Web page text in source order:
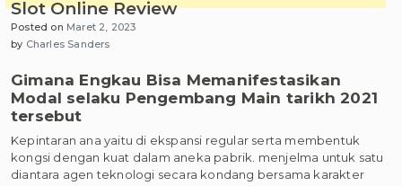
Slot Online Review
Posted on Maret 2, 2023
by Charles Sanders
Gimana Engkau Bisa Memanifestasikan
Modal selaku Pengembang Main tarikh 2021
tersebut
Kepintaran ana yaitu di ekspansi regular serta membentuk
kongsi dengan kuat dalam aneka pabrik. menjelma untuk satu
diantara agen teknologi secara kondang bersama karakter